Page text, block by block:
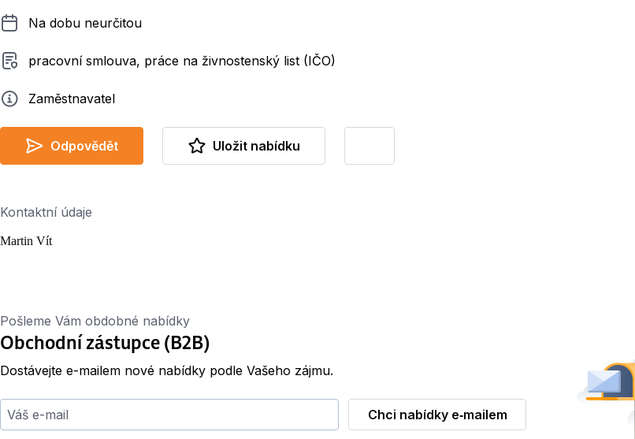
Délka pracovního poměru
Na dobu neurčitou
Typ smluvního vztahu
pracovní smlouva, práce na živnostenský list (IČO)
ZadavatelZaměstnavatel
Odpovědět Uložit nabídku
Kontaktní údaje
Martin Vít
Pošleme Vám obdobné nabídky
Obchodní zástupce (B2B)
Dostávejte e-mailem nové nabídky podle Vašeho zájmu.
Váš e-mail
Chci nabídky e‑mailem